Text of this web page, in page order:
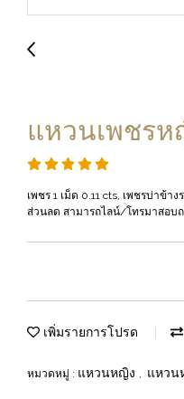
แหวนเพชรห
เพชร 1 เม็ด 0.11 cts, เพชรบ่าข้า
ส่วนลด สามารถไลน์/โทรมาสอบ
เพิ่มรายการโปรด
หมวดหมู่ : แหวนหญิง , แหวน